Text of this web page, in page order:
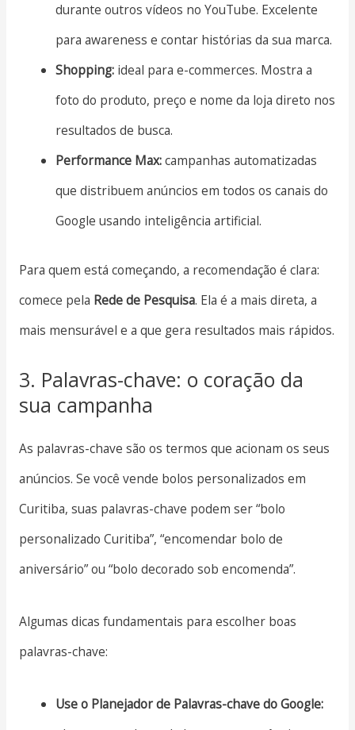
durante outros vídeos no YouTube. Excelente
para awareness e contar histórias da sua marca.
Shopping: ideal para e-commerces. Mostra a
foto do produto, preço e nome da loja direto nos
resultados de busca.
Performance Max:campanhas automatizadas
que distribuem anúncios em todos os canais do
Google usando inteligência artificial.
Para quem está começando, a recomendação é clara:
comece pela Rede de Pesquisa. Ela é a mais direta, a
mais mensurável e a que gera resultados mais rápidos.
3. Palavras-chave: o coração da
sua campanha
As palavras-chave são os termos que acionam os seus
anúncios. Se você vende bolos personalizados em
Curitiba, suas palavras-chave podem ser “bolo
personalizado Curitiba”, “encomendar bolo de
aniversário” ou “bolo decorado sob encomenda”.
Algumas dicas fundamentais para escolher boas
palavras-chave:
Use o Planejador de Palavras-chave do Google: